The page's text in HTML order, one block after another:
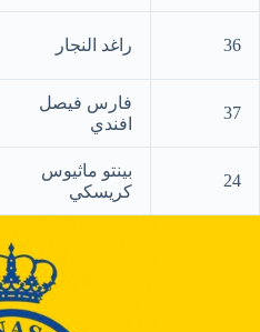
36 راغد النجار
37
فارس فيصل
افندي
24
بينتو ماثيوس
كريسكي